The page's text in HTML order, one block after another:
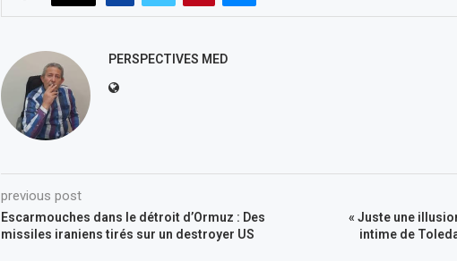
PERSPECTIVES MED
previous post
Escarmouches dans le détroit d’Ormuz : Des
missiles iraniens tirés sur un destroyer US
« Juste une
intime de